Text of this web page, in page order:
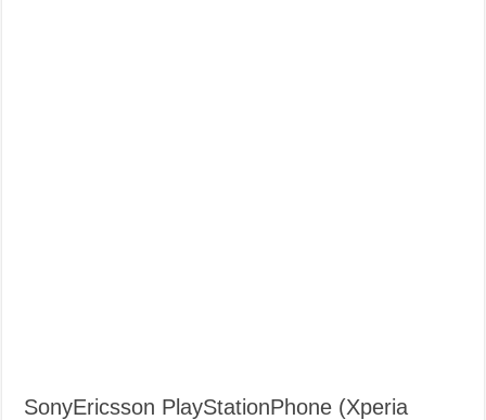
SonyEricsson PlayStationPhone (Xperia